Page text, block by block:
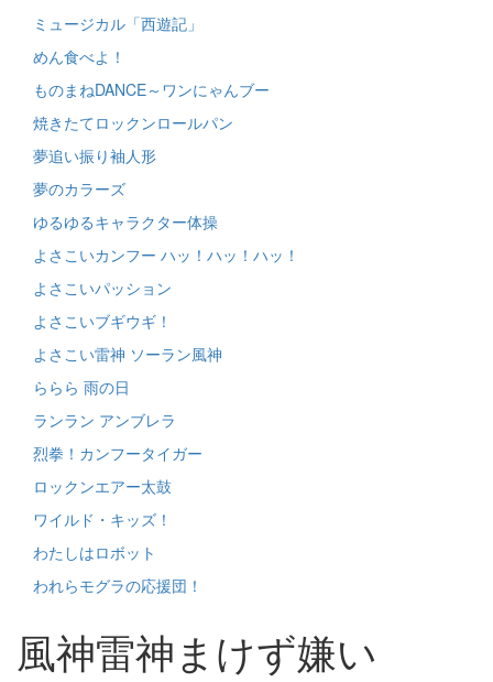
ミュージカル「西遊記」
めん食べよ！
ものまねDANCE～ワンにゃんブー
焼きたてロックンロールパン
夢追い振り袖人形
夢のカラーズ
ゆるゆるキャラクター体操
よさこいカンフー ハッ！ハッ！ハッ！
よさこいパッション
よさこいブギウギ！
よさこい雷神 ソーラン風神
ららら 雨の日
ランラン アンブレラ
烈拳！カンフータイガー
ロックンエアー太鼓
ワイルド・キッズ！
わたしはロボット
われらモグラの応援団！
風神雷神まけず嫌い